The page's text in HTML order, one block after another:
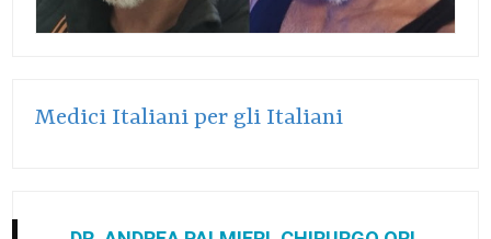
Medici Italiani per gli Italiani